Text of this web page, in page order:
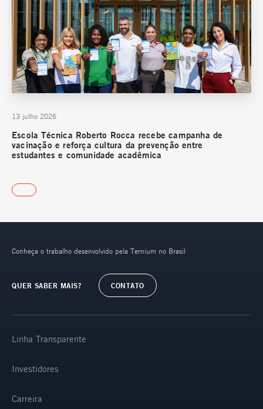
13 julho 2026
Escola Técnica Roberto Rocca recebe campanha de
vacinação e reforça cultura da prevenção entre
estudantes e comunidade acadêmica
Conheça o trabalho desenvolvido pela Ternium no Brasil
QUER SABER MAIS? CONTATO
Linha Transparente
Investidores
Carreira